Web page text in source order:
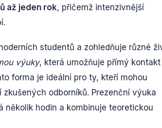
až jeden rok, přičemž intenzivnější
studentů a zohledňuje různé
výuky, která umožňuje přímý
forma je ideální pro ty, kteří mohou
odborníků. Prezenční výuka
hodin a kombinuje teoretickou